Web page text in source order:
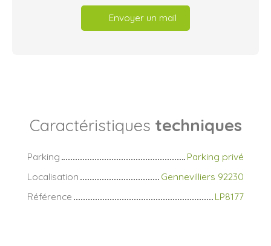
Envoyer un mail
Caractéristiques techniques
Parking
Parking privé
Localisation
Gennevilliers 92230
Référence
LP8177